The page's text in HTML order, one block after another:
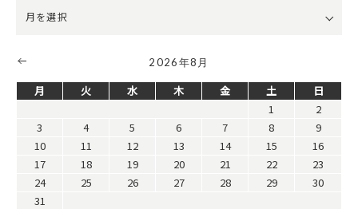
2026年8月
月 火 水 木 金 土
日
1
2
3
4 5 6 7 8
9
10
11 12 13 14 15
16
17
18 19 20 21 22
23
24
25 26 27 28 29
30
31